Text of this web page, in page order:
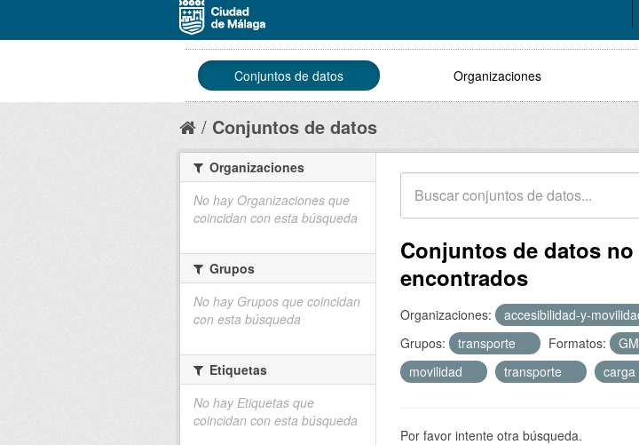
Conjuntos de datos Organizaciones
Conjuntos de datos
Conjuntos de datos no
encontrados
Organizaciones:
accesibilidad-y-
Grupos:
transporte Formatos:
movilidad
transporte carga
Por favor intente otra búsqueda.
Organizaciones
No hay Organizaciones que
coincidan con esta búsqueda
Grupos
No hay Grupos que coincidan
con esta búsqueda
Etiquetas
No hay Etiquetas que
coincidan con esta búsqueda